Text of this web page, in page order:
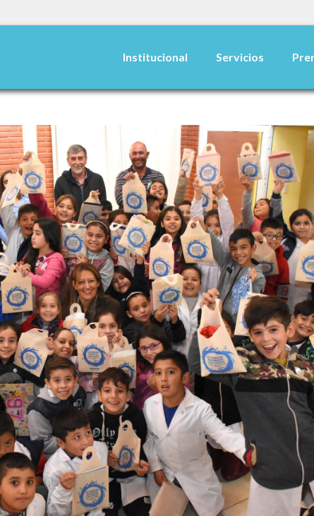
Institucional Servicios